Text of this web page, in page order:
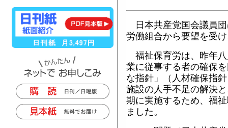
日本共産党国会議員
労働組合から要望を受
福祉保育労は、昨年
業に従事する者の確保
な指針」（人材確保指
施設の人手不足の解決
期に実施するため、福
ました。